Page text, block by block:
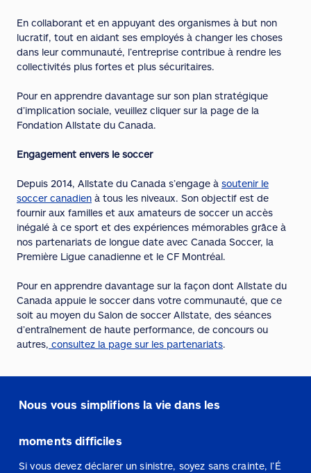
En collaborant et en appuyant des organismes à but non
lucratif, tout en aidant ses employés à changer les choses
dans leur communauté, l’entreprise contribue à rendre les
collectivités plus fortes et plus sécuritaires.
Pour en apprendre davantage sur son plan stratégique
d’implication sociale, veuillez cliquer sur la page de la
Fondation Allstate du Canada.
Engagement envers le soccer
Depuis 2014, Allstate du Canada s’engage à soutenir le
soccer canadien à tous les niveaux. Son objectif est de
fournir aux familles et aux amateurs de soccer un accès
inégalé à ce sport et des expériences mémorables grâce à
nos partenariats de longue date avec Canada Soccer, la
Première Ligue canadienne et le CF Montréal.
Pour en apprendre davantage sur la façon dont Allstate du
Canada appuie le soccer dans votre communauté, que ce
soit au moyen du Salon de soccer Allstate, des séances
d’entraînement de haute performance, de concours ou
autres, consultez la page sur les partenariats.
Nous vous simplifions la vie dans les
moments difficiles
Si vous devez déclarer un sinistre, soyez sans crainte, l’É